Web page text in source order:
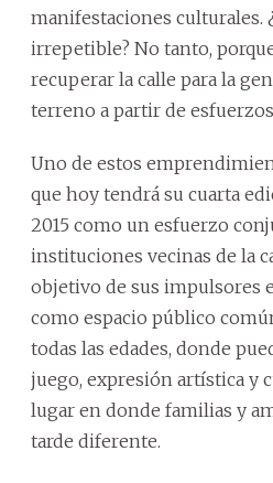
manifestaciones culturales.
irrepetible? No tanto,
recuperar la calle para la
terreno a partir de
Uno de estos
que hoy tendrá su cuarta
2015 como un esfuerzo
instituciones vecinas de la
objetivo de sus impulsores
como espacio público
todas las edades, donde
juego, expresión artística y
lugar en donde familias y
tarde diferente.